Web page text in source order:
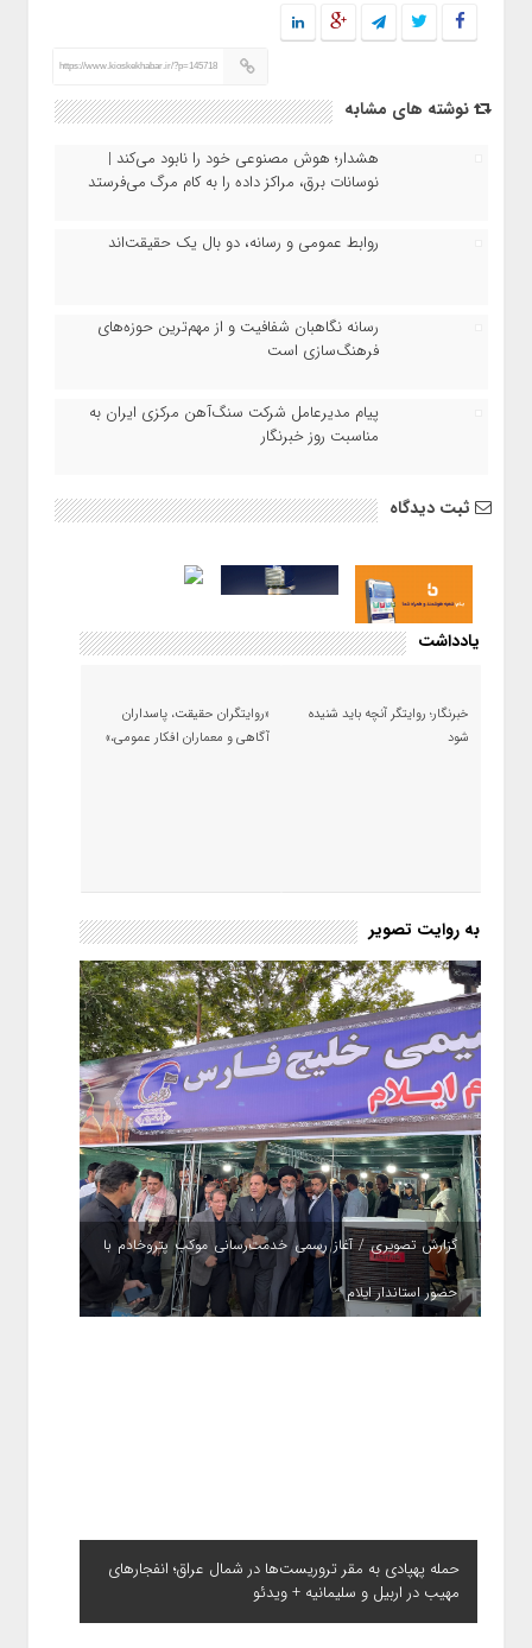
https://www.kioskekhabar.ir/?p=145718
نوشته های مشابه
هشدار؛ هوش مصنوعی خود را نابود می‌کند |
نوسانات برق، مراکز داده را به کام مرگ می‌فرستد
روابط عمومی و رسانه، دو بال یک حقیقت‌اند
رسانه نگاهبان شفافیت و از مهم‌ترین حوزه‌های
فرهنگ‌سازی است
پیام مدیرعامل شرکت سنگ‌آهن مرکزی ایران به
مناسبت روز خبرنگار
ثبت دیدگاه
یادداشت
خبرنگار؛ روایتگر آنچه باید شنیده
شود
«روایتگران حقیقت، پاسداران
آگاهی و معماران افکار عمومی،»
به روایت تصویر
گزارش تصویری / آغاز رسمی خدمت‌رسانی موکب پتروخادم با
حضور استاندار ایلام
حمله پهپادی به مقر تروریست‌ها در شمال عراق؛ انفجارهای
مهیب در اربیل و سلیمانیه + ویدئو